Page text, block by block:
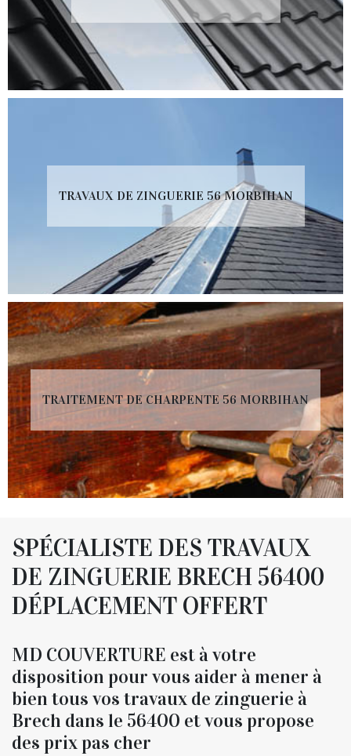
TRAVAUX DE ZINGUERIE 56 MORBIHAN
TRAITEMENT DE CHARPENTE 56 MORBIHAN
SPÉCIALISTE DES TRAVAUX
DE ZINGUERIE BRECH 56400
DÉPLACEMENT OFFERT
MD COUVERTURE est à votre
disposition pour vous aider à mener à
bien tous vos travaux de zinguerie à
Brech dans le 56400 et vous propose
des prix pas cher